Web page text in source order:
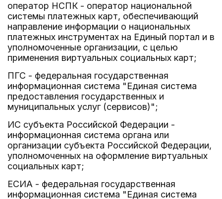
оператор НСПК - оператор национальной
системы платежных карт, обеспечивающий
направление информации о национальных
платежных инструментах на Единый портал и в
уполномоченные организации, с целью
применения виртуальных социальных карт;
ПГС - федеральная государственная
информационная система "Единая система
предоставления государственных и
муниципальных услуг (сервисов)";
ИС субъекта Российской Федерации -
информационная система органа или
организации субъекта Российской Федерации,
уполномоченных на оформление виртуальных
социальных карт;
ЕСИА - федеральная государственная
информационная система "Единая система